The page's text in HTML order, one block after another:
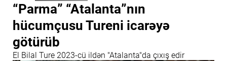
“Parma” “Atalanta”nın
hücumçusu Tureni icarəyə
götürüb
El Bilal Ture 2023-cü ildən "Atalanta"da çıxış edir